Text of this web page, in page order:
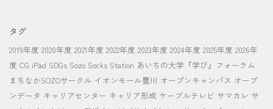
タグ
2019年度 2020年度 2021年度 2022年度 2023年度 2024年度 2025年度 2026年
度 CG iPad SDGs Sozo Socks Station あいちの大学『学び』フォーラム
まちなかSOZOサークル イオンモール豊川 オープンキャンパス オープ
ンデータ キャリアセンター キャリア形成 ケーブルテレビ サマカレ サ